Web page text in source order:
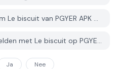
Heb ik een account nodig om Le biscuit van PGYER APK HUB te downloaden?
Hoe kan ik een probleem melden met Le biscuit op PGYER APK HUB?
Ja Nee